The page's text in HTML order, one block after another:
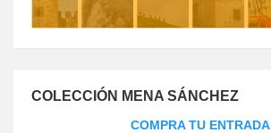
COLECCIÓN MENA SÁNCHEZ
COMPRA TU ENTRADA